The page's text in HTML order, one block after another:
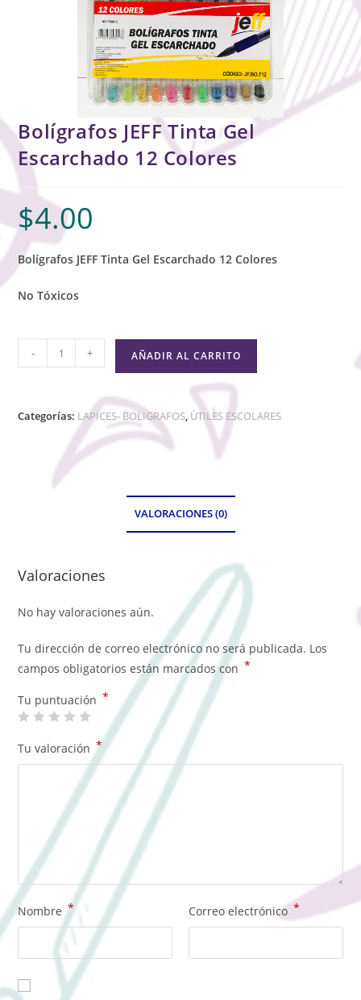
Bolígrafos JEFF Tinta Gel
Escarchado 12 Colores
$4.00
Bolígrafos JEFF Tinta Gel Escarchado 12 Colores
No Tóxicos
- + AÑADIR AL CARRITO
Categorías: LAPICES- BOLIGRAFOS, ÚTILES ESCOLARES
VALORACIONES (0)
Valoraciones
No hay valoraciones aún.
Tu dirección de correo electrónico no será publicada. Los
campos obligatorios están marcados con *
Tu puntuación *
Tu valoración *
Nombre * Correo electrónico *